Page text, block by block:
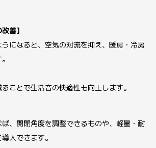
善】
うになると、空気の対流を抑え、暖房・冷房
ことで生活音の快適性も向上します。
ば、開閉角度を調整できるものや、軽量・耐
入できます。